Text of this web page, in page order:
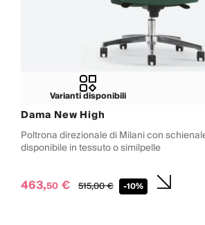
Varianti disponibili
Dama New High
Poltrona direzionale di Milani con
disponibile in tessuto o similpelle
463,50 € 515,00€ -10%